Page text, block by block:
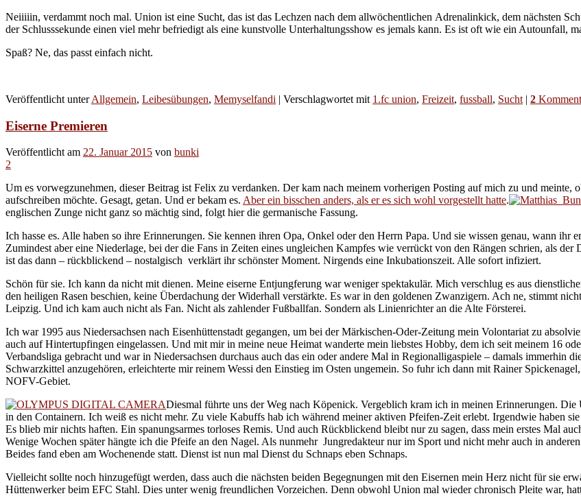
Neiiiiin, verdammt noch mal. Union ist eine Sucht, das ist das Lechzen nach dem allwöchentlichen Adrenalinkick, dem nächsten
der Schlusssekunde einen viel mehr befriedigt als eine kunstvolle Unterhaltungsshow es jemals kann. Es ist oft wie ein Autounfall,
Spaß? Ne, das passt einfach nicht.
Veröffentlicht unter Allgemein, Leibesübungen, Memyselfandi | Verschlagwortet mit 1.fc union, Freizeit, fussball, Sucht | 2
Eiserne Premieren
Veröffentlicht am 22. Januar 2015 von bunki
2
Um es vorwegzunehmen, dieser Beitrag ist Felix zu verdanken. Der kam nach meinem vorherigen Posting auf mich zu und
aufschreiben möchte. Gesagt, getan. Und er bekam es. Aber ein bisschen anders, als er es sich wohl vorgestellt hatte.
englischen Zunge nicht ganz so mächtig sind, folgt hier die germanische Fassung.
Ich hasse es. Alle haben so ihre Erinnerungen. Sie kennen ihren Opa, Onkel oder den Herrn Papa. Und sie wissen genau, wann
Zumindest aber eine Niederlage, bei der die Fans in Zeiten eines ungleichen Kampfes wie verrückt von den Rängen schrien, als
ist das dann – rückblickend – nostalgisch verklärt ihr schönster Moment. Nirgends eine Inkubationszeit. Alle sofort infiziert.
Schön für sie. Ich kann da nicht mit dienen. Meine eiserne Entjungferung war weniger spektakulär. Mich verschlug es aus
den heiligen Rasen beschien, keine Überdachung der Widerhall verstärkte. Es war in den goldenen Zwanzigern. Ach ne, stimmt
Leipzig. Und ich kam auch nicht als Fan. Nicht als zahlender Fußballfan. Sondern als Linienrichter an die Alte Försterei.
Ich war 1995 aus Niedersachsen nach Eisenhüttenstadt gegangen, um bei der Märkischen-Oder-Zeitung mein Volontariat zu
auch auf Hintertupfingen eingelassen. Und mit mir in meine neue Heimat wanderte mein liebstes Hobby, dem ich seit meinem 16
Verbandsliga gebracht und war in Niedersachsen durchaus auch das ein oder andere Mal in Regionalligaspiele – damals immerhin
Schwarzkittel anzugehören, erleichterte mir reinem Wessi den Einstieg im Osten ungemein. So fuhr ich dann mit Rainer
NOFV-Gebiet.
Diesmal führte uns der Weg nach Köpenick. Vergeblich kram ich in meinen Erinnerungen.
in den Containern. Ich weiß es nicht mehr. Zu viele Kabuffs hab ich während meiner aktiven Pfeifen-Zeit erlebt. Irgendwie haben
Es blieb mir nichts haften. Ein spanungsarmes torloses Remis. Und auch Rückblickend bleibt nur zu sagen, dass mein erstes Mal
Wenige Wochen später hängte ich die Pfeife an den Nagel. Als nunmehr Jungredakteur nur im Sport und nicht mehr auch in
Beides fand eben am Wochenende statt. Dienst ist nun mal Dienst du Schnaps eben Schnaps.
Vielleicht sollte noch hinzugefügt werden, dass auch die nächsten beiden Begegnungen mit den Eisernen mein Herz nicht für sie
Hüttenwerker beim EFC Stahl. Dies unter wenig freundlichen Vorzeichen. Denn obwohl Union mal wieder chronisch Pleite war,